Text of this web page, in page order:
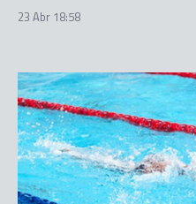
23 Abr 18:58